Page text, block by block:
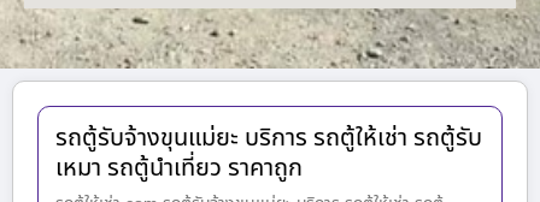
รถตู้รับจ้างขุนแม่ยะ บริการ รถตู้ให้เช่า รถตู้รับ
เหมา รถตู้นำเที่ยว ราคาถูก